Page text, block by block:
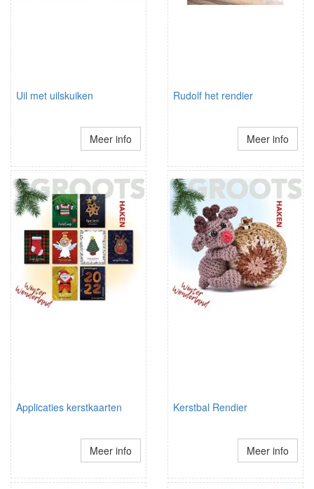
Uil met uilskuiken
Meer info
Rudolf het rendier
Meer info
Applicaties kerstkaarten
Meer info
Kerstbal Rendier
Meer info